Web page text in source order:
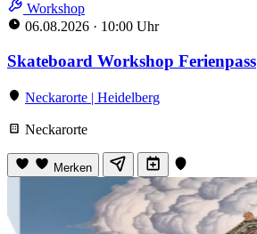
Workshop
06.08.2026 · 10:00 Uhr
Skateboard Workshop Ferienpass
Neckarorte | Heidelberg
Neckarorte
Merken